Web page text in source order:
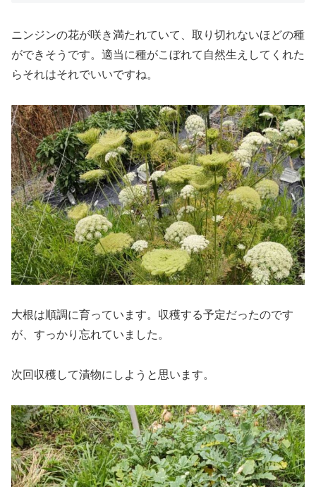
ニンジンの花が咲き満たれていて、取り切れないほどの種
ができそうです。適当に種がこぼれて自然生えしてくれた
らそれはそれでいいですね。
大根は順調に育っています。収穫する予定だったのです
が、すっかり忘れていました。
次回収穫して漬物にしようと思います。